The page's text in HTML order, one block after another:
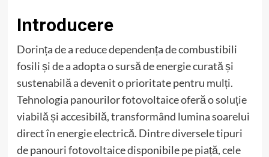
Introducere
Dorința de a reduce dependența de combustibili
fosili și de a adopta o sursă de energie curată și
sustenabilă a devenit o prioritate pentru mulți.
Tehnologia panourilor fotovoltaice oferă o soluție
viabilă și accesibilă, transformând lumina soarelui
direct în energie electrică. Dintre diversele tipuri
de panouri fotovoltaice disponibile pe piață, cele